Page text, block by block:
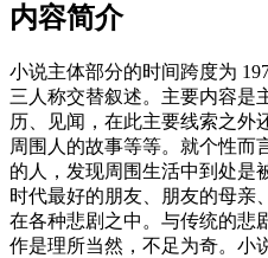
内容简介
小说主体部分的时间跨度为
三人称交替叙述。主要内容是
历、见闻，在此主要线索之外
周围人的故事等等。就个性而
的人，发现周围生活中到处是
时代最好的朋友、朋友的母亲
在各种悲剧之中。与传统的悲
作是理所当然，不足为奇。小